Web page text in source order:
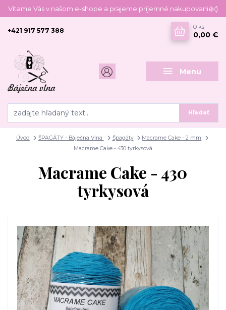
Vítame Vás v našom e-shope a prajeme príjemné nakupovanie :)
Menu
Hľadať
+421 917 577 388
0 ks
0,00 €
Úvod ŠPAGÁTY - Báječna Vlna Špagáty
Macrame Cake - 2 mm
Macrame Cake - 430 tyrkysová
Macrame Cake - 430
tyrkysová